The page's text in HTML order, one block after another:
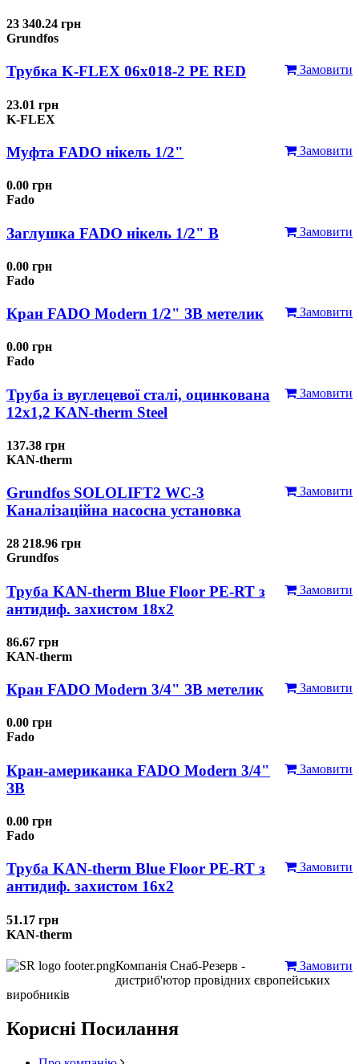
23 340.24 грн
Grundfos
Замовити
Трубка K-FLEX 06x018-2 РЕ RED
23.01 грн
K-FLEX
Замовити
Муфта FADO нікель 1/2"
0.00 грн
Fado
Замовити
Заглушка FADO нікель 1/2" В
0.00 грн
Fado
Замовити
Кран FADO Modern 1/2" ЗВ метелик
0.00 грн
Fado
Замовити
Труба із вуглецевої сталі, оцинкована
12x1,2 KAN-therm Steel
137.38 грн
KAN-therm
Замовити
Grundfos SOLOLIFT2 WC-3
Каналізаційна насосна установка
28 218.96 грн
Grundfos
Замовити
Труба KAN-therm Blue Floor PE-RT з
антидиф. захистом 18х2
86.67 грн
KAN-therm
Замовити
Кран FADO Modern 3/4" ЗВ метелик
0.00 грн
Fado
Замовити
Кран-американка FADO Modern 3/4"
ЗВ
0.00 грн
Fado
Замовити
Труба KAN-therm Blue Floor PE-RT з
антидиф. захистом 16х2
51.17 грн
KAN-therm
Замовити
Компанія Снаб-Резерв -
дистриб'ютор провідних європейських
виробників
Корисні Посилання